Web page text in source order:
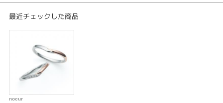
最近チェックした商品
nocur